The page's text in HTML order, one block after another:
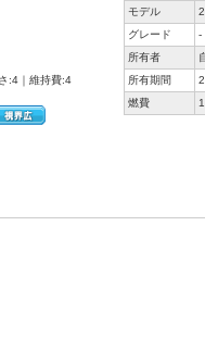
:4｜維持費:4
モデル
グレード
-
所有者
所有期間
燃費